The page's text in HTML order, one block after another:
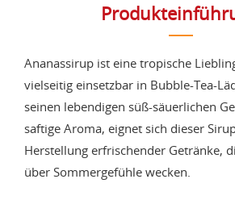
Ananassirup ist eine tropische
vielseitig einsetzbar in Bubble-Tea-
seinen lebendigen süß-säuerlichen
saftige Aroma, eignet sich dieser
Herstellung erfrischender Getränke,
über Sommergefühle wecken.